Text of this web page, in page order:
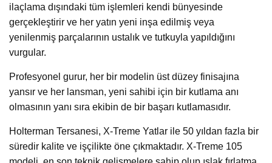
ilaçlama dışındaki tüm işlemleri kendi bünyesinde
gerçekleştirir ve her yatın yeni inşa edilmiş veya
yenilenmiş parçalarının ustalık ve tutkuyla yapıldığını
vurgular.
Profesyonel gurur, her bir modelin üst düzey finisajına
yansır ve her lansman, yeni sahibi için bir kutlama anı
olmasının yanı sıra ekibin de bir başarı kutlamasıdır.
Holterman Tersanesi, X-Treme Yatlar ile 50 yıldan fazla bir
süredir kalite ve işçilikte öne çıkmaktadır. X-Treme 105